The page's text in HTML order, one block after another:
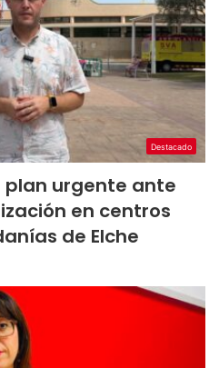
Destacado
plan urgente ante
en centros
de Elche